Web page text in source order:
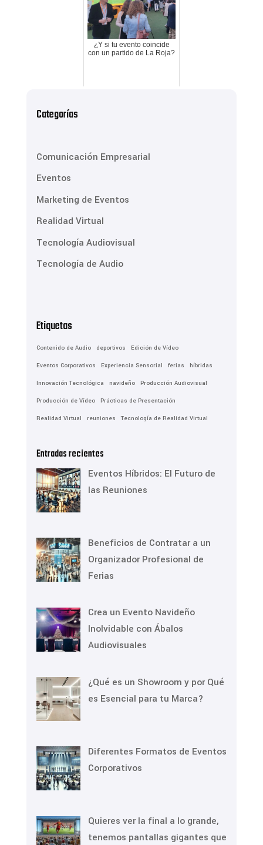
¿Y si tu evento coincide
con un partido de La Roja?
Categorías
Comunicación Empresarial
Eventos
Marketing de Eventos
Realidad Virtual
Tecnología Audiovisual
Tecnología de Audio
Etiquetas
Contenido de Audio deportivos Edición de Vídeo
Eventos Corporativos Experiencia Sensorial ferias híbridas
Innovación Tecnológica navideño Producción Audiovisual
Producción de Vídeo Prácticas de Presentación
Realidad Virtual reuniones Tecnología de Realidad Virtual
Entradas recientes
Eventos Híbridos: El Futuro de
las Reuniones
Beneficios de Contratar a un
Organizador Profesional de
Ferias
Crea un Evento Navideño
Inolvidable con Ábalos
Audiovisuales
¿Qué es un Showroom y por Qué
es Esencial para tu Marca?
Diferentes Formatos de Eventos
Corporativos
Quieres ver la final a lo grande,
tenemos pantallas gigantes que